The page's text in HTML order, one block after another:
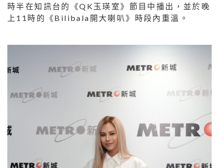
時半在知訊台的《QK玉瑛室》節目中播出，並於晚
上11時的《Bilibala開大喇叭》時段內重溫。